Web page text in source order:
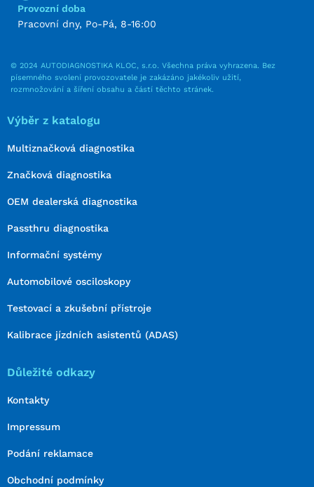
Provozní doba
Pracovní dny, Po-Pá, 8-16:00
© 2024 AUTODIAGNOSTIKA KLOC, s.r.o. Všechna práva vyhrazena. Bez
písemného svolení provozovatele je zakázáno jakékoliv užití,
rozmnožování a šíření obsahu a částí těchto stránek.
Výběr z katalogu
Multiznačková diagnostika
Značková diagnostika
OEM dealerská diagnostika
Passthru diagnostika
Informační systémy
Automobilové osciloskopy
Testovací a zkušební přístroje
Kalibrace jízdních asistentů (ADAS)
Důležité odkazy
Kontakty
Impressum
Podání reklamace
Obchodní podmínky